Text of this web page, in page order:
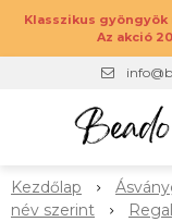
Klasszikus gyöngyök
Az akció
Kezdőlap
név szerint